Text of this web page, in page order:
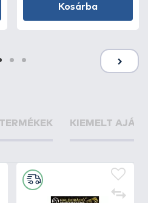
Kosárba
KIEMELT